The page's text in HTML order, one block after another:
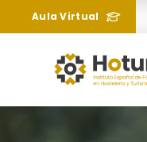
Aula Virtual